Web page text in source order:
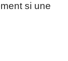
si une